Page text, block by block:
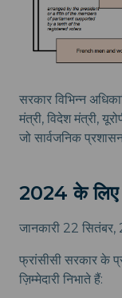
सरकार विभिन्न
मंत्री, विदेश मंत्री,
जो सार्वजनिक
2024 के लिए
जानकारी 22
फ्रांसीसी सरकार के
ज़िम्मेदारी निभाते हैं: